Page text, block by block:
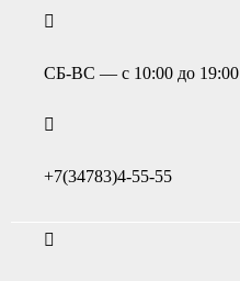
СБ-ВС — с 10:00 до 19:00
+7(34783)4-55-55